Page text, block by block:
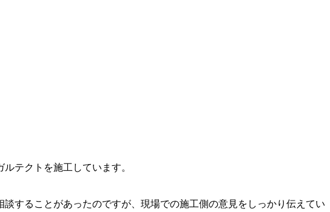
テクトを施工しています。
することがあったのですが、現場での施工側の意見をしっかり伝えてい